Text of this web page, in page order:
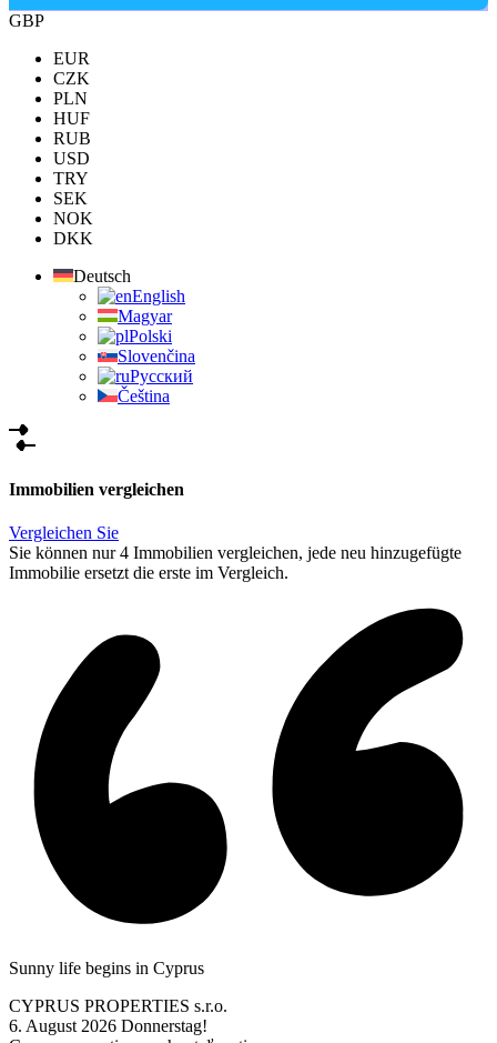
GBP
EUR
CZK
PLN
HUF
RUB
USD
TRY
SEK
NOK
DKK
Deutsch
English
Magyar
Polski
Slovenčina
Русский
Čeština
Immobilien vergleichen
Vergleichen Sie
Sie können nur 4 Immobilien vergleichen, jede neu hinzugefügte
Immobilie ersetzt die erste im Vergleich.
Sunny life begins in Cyprus
CYPRUS PROPERTIES s.r.o.
6. August 2026 Donnerstag!